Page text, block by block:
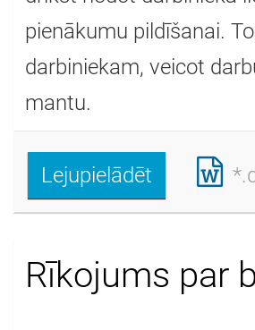
pienākumu pildīšanai.
darbiniekam, veicot
mantu.
Lejupielādēt
Rīkojums par